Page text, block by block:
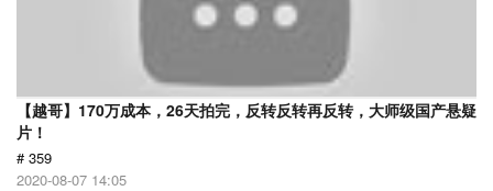
【越哥】170万成本，26天拍完，反转反转再反转，大师级国产悬疑
片！
# 359
2020-08-07 14:05